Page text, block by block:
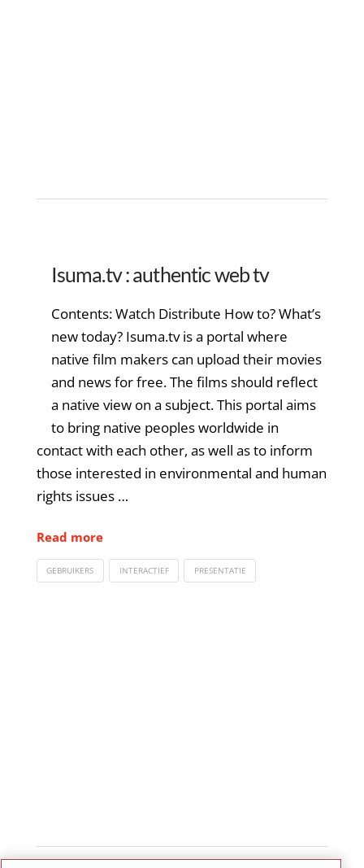
Isuma.tv : authentic web tv
Contents: Watch Distribute How to? What’s
new today? Isuma.tv is a portal where
native film makers can upload their movies
and news for free. The films should reflect
a native view on a subject. This portal aims
to bring native peoples worldwide in
contact with each other, as well as to inform
those interested in environmental and human
rights issues …
Read more
GEBRUIKERS INTERACTIEF PRESENTATIE